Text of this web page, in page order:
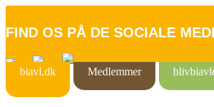
FIND OS PÅ DE SOCIALE
biavl.dk Medlemmer